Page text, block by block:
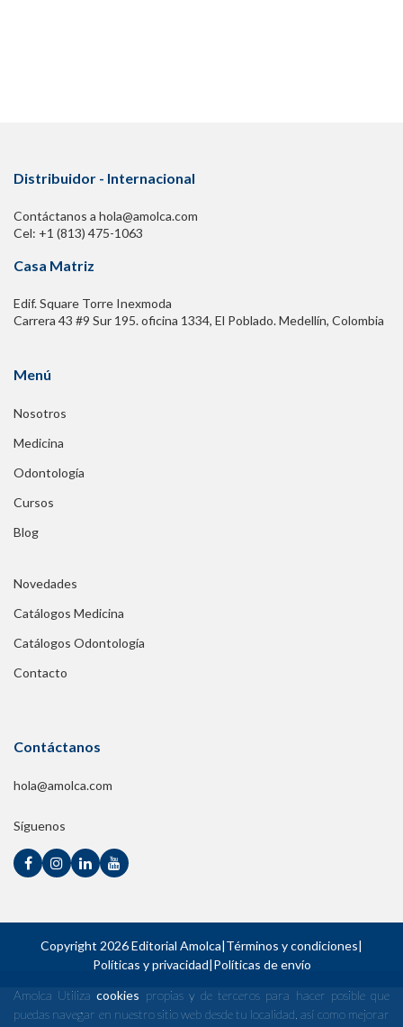
Distribuidor - Internacional
Contáctanos a hola@amolca.com
Cel: +1 (813) 475-1063
Casa Matriz
Edif. Square Torre Inexmoda
Carrera 43 #9 Sur 195. oficina 1334, El Poblado. Medellín, Colombia
Menú
Nosotros
Medicina
Odontología
Cursos
Blog
Novedades
Catálogos Medicina
Catálogos Odontología
Contacto
Contáctanos
hola@amolca.com
Síguenos
Copyright 2026 Editorial Amolca Términos y condiciones
Políticas y privacidad Políticas de envío
Amolca Utilizacookies propias y de terceros para hacer posible que
puedas navegar en nuestro sitio web desde tu localidad, así como mejorar